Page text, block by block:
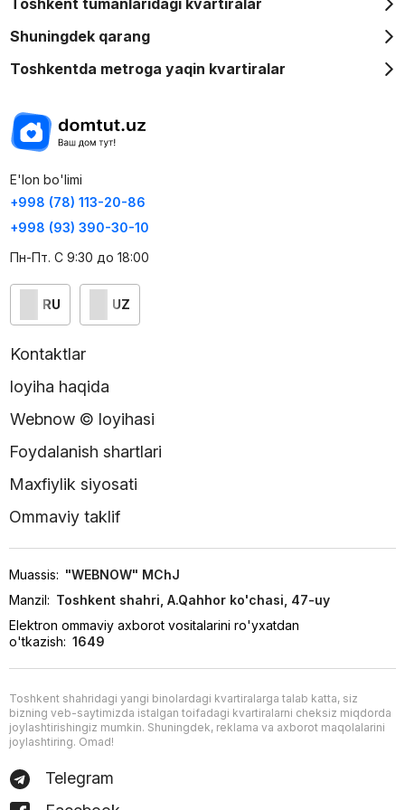
Toshkent tumanlaridagi kvartiralar
Shuningdek qarang
Toshkentda metroga yaqin kvartiralar
E'lon bo'limi
+998 (78) 113-20-86
+998 (93) 390-30-10
Пн-Пт. С 9:30 до 18:00
RU UZ
Kontaktlar
loyiha haqida
Webnow © loyihasi
Foydalanish shartlari
Maxfiylik siyosati
Ommaviy taklif
Muassis: "WEBNOW" MChJ
Manzil: Toshkent shahri, A.Qahhor ko'chasi, 47-uy
Elektron ommaviy axborot vositalarini ro'yxatdan
o'tkazish: 1649
Toshkent shahridagi yangi binolardagi kvartiralarga talab katta, siz
bizning veb-saytimizda istalgan toifadagi kvartiralarni cheksiz miqdorda
joylashtirishingiz mumkin. Shuningdek, reklama va axborot maqolalarini
joylashtiring. Omad!
Telegram